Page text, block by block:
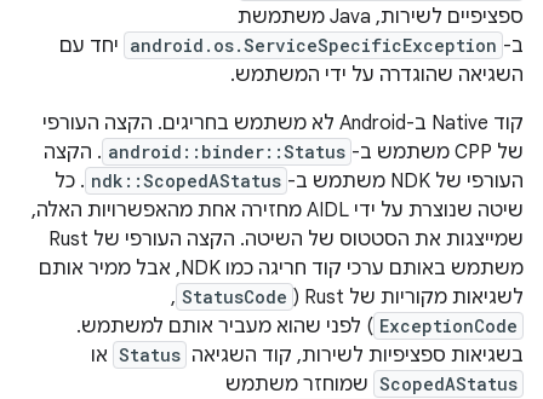
ספציפיים לשירות, Java משתמשת
ב- android.os.ServiceSpecificException יחד עם
השגיאה שהוגדרה על ידי המשתמש.
קוד Native ב-Android לא משתמש בחריגים. הקצה העורפי
של CPP משתמש ב-
android::binder::Status . הקצה
העורפי של NDK משתמש ב-
ndk::ScopedAStatus . כל
שיטה שנוצרת על ידי AIDL מחזירה אחת מהאפשרויות האלה,
שמייצגות את הסטטוס של השיטה. הקצה העורפי של Rust
משתמש באותם ערכי קוד חריגה כמו NDK, אבל ממיר אותם
לשגיאות מקוריות של Rust (
StatusCode
,
ExceptionCode ) לפני שהוא מעביר אותם למשתמש.
בשגיאות ספציפיות לשירות, קוד השגיאה Status או
ScopedAStatus שמוחזר משתמש